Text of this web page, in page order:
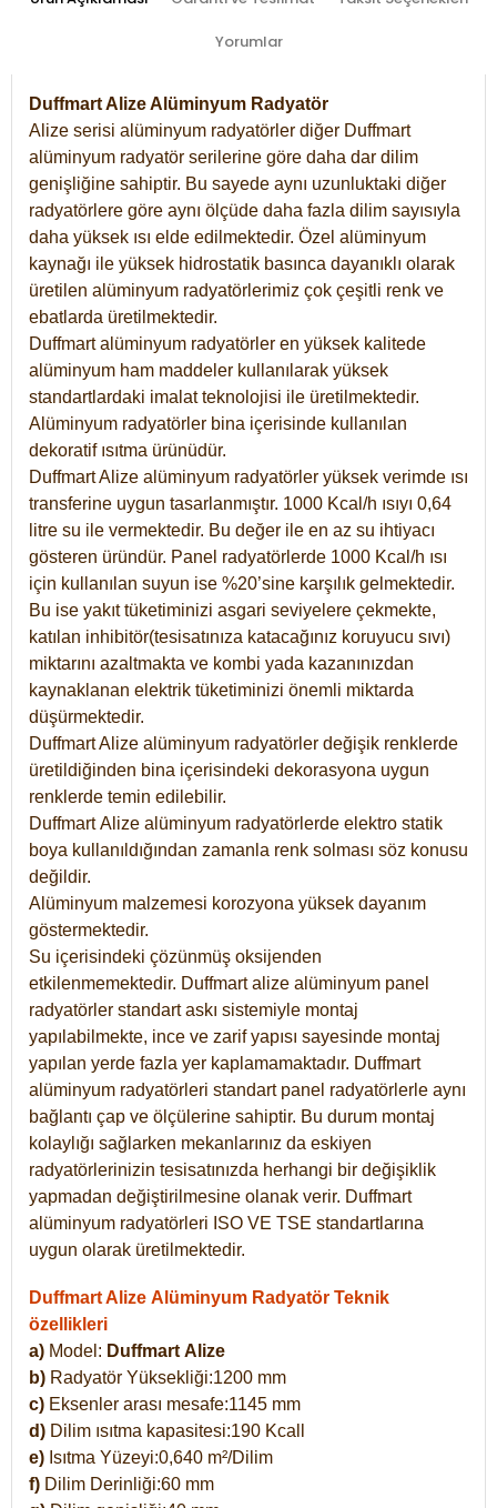
Yorumlar
Duffmart Alize Alüminyum Radyatör
Alize serisi alüminyum radyatörler diğer Duffmart
alüminyum radyatör serilerine göre daha dar dilim
genişliğine sahiptir. Bu sayede aynı uzunluktaki diğer
radyatörlere göre aynı ölçüde daha fazla dilim sayısıyla
daha yüksek ısı elde edilmektedir. Özel alüminyum
kaynağı ile yüksek hidrostatik basınca dayanıklı olarak
üretilen alüminyum radyatörlerimiz çok çeşitli renk ve
ebatlarda üretilmektedir.
Duffmart alüminyum radyatörler en yüksek kalitede
alüminyum ham maddeler kullanılarak yüksek
standartlardaki imalat teknolojisi ile üretilmektedir.
Alüminyum radyatörler bina içerisinde kullanılan
dekoratif ısıtma ürünüdür.
Duffmart Alize alüminyum radyatörler yüksek verimde ısı
transferine uygun tasarlanmıştır. 1000 Kcal/h ısıyı 0,64
litre su ile vermektedir. Bu değer ile en az su ihtiyacı
gösteren üründür. Panel radyatörlerde 1000 Kcal/h ısı
için kullanılan suyun ise %20’sine karşılık gelmektedir.
Bu ise yakıt tüketiminizi asgari seviyelere çekmekte,
katılan inhibitör(tesisatınıza katacağınız koruyucu sıvı)
miktarını azaltmakta ve kombi yada kazanınızdan
kaynaklanan elektrik tüketiminizi önemli miktarda
düşürmektedir.
Duffmart Alize alüminyum radyatörler değişik renklerde
üretildiğinden bina içerisindeki dekorasyona uygun
renklerde temin edilebilir.
DuffmartAlize alüminyum radyatörlerde elektro statik
boya kullanıldığından zamanla renk solması söz konusu
değildir.
Alüminyum malzemesi korozyona yüksek dayanım
göstermektedir.
Su içerisindeki çözünmüş oksijenden
etkilenmemektedir. Duffmart alize alüminyum panel
radyatörler standart askı sistemiyle montaj
yapılabilmekte, ince ve zarif yapısı sayesinde montaj
yapılan yerde fazla yer kaplamamaktadır. Duffmart
alüminyum radyatörleri standart panel radyatörlerle aynı
bağlantı çap ve ölçülerine sahiptir. Bu durum montaj
kolaylığı sağlarken mekanlarınız da eskiyen
radyatörlerinizin tesisatınızda herhangi bir değişiklik
yapmadan değiştirilmesine olanak verir. Duffmart
alüminyum radyatörleri ISO VE TSE standartlarına
uygun olarak üretilmektedir.
Duffmart Alize Alüminyum Radyatör Teknik
özellikleri
a) Model: Duffmart Alize
b) Radyatör Yüksekliği:1200 mm
c) Eksenler arası mesafe:1145 mm
d) Dilim ısıtma kapasitesi:190 Kcall
e) Isıtma Yüzeyi:0,640 m²/Dilim
f) Dilim Derinliği:60 mm